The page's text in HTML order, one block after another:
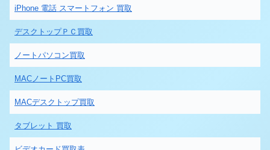
iPhone 電話 スマートフォン 買取
デスクトップＰＣ買取
ノートパソコン買取
MACノートPC買取
MACデスクトップ買取
タブレット 買取